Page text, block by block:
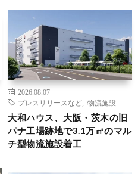
2026.08.07
プレスリリースなど
物流施設
大和ハウス、大阪・茨木の旧
パナ工場跡地で3.1万㎡のマル
チ型物流施設着工